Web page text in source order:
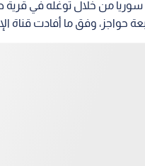
سوريا من خلال توغله في قرية
حواجز، وفق ما أفادت قناة